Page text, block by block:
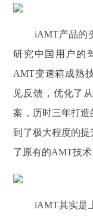
iAMT产品的
研究中国用户的
AMT变速箱成熟
见反馈，优化了
案，历时三年打
到了极大程度的
了原有的AMT技术
iAMT其实是